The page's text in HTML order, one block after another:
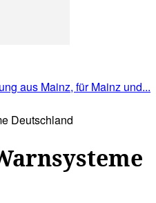
Deutschland